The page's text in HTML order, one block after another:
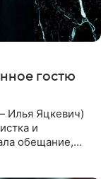
гостю
Илья Яцкевич)
и
обещание,